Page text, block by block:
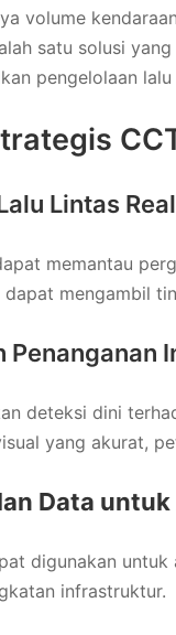
volume
satu solusi
pengelolaan
Lintas
memantau
dapat mengambil
Penanganan
deteksi dini
yang akurat,
Data
digunakan
infrastruktur.